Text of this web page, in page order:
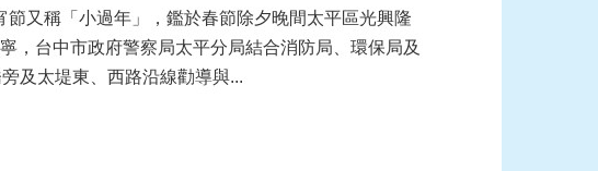
，台中市政府警察局太平分局結合消防局、環保局及
及太堤東、西路沿線勸導與...